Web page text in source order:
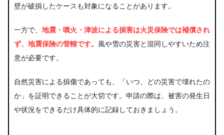
壁が破損したケースも対象になることがあります。
一方で、 地震・噴火・津波による損害は火災保険では補償され
ず、地震保険の管轄です。 風や雪の災害と混同しやすいため注
意が必要です。
自然災害による損傷であっても、「いつ、どの災害で壊れたの
か」を証明できることが大切です。申請の際は、被害の発生日
や状況をできるだけ具体的に記録しておきましょう。